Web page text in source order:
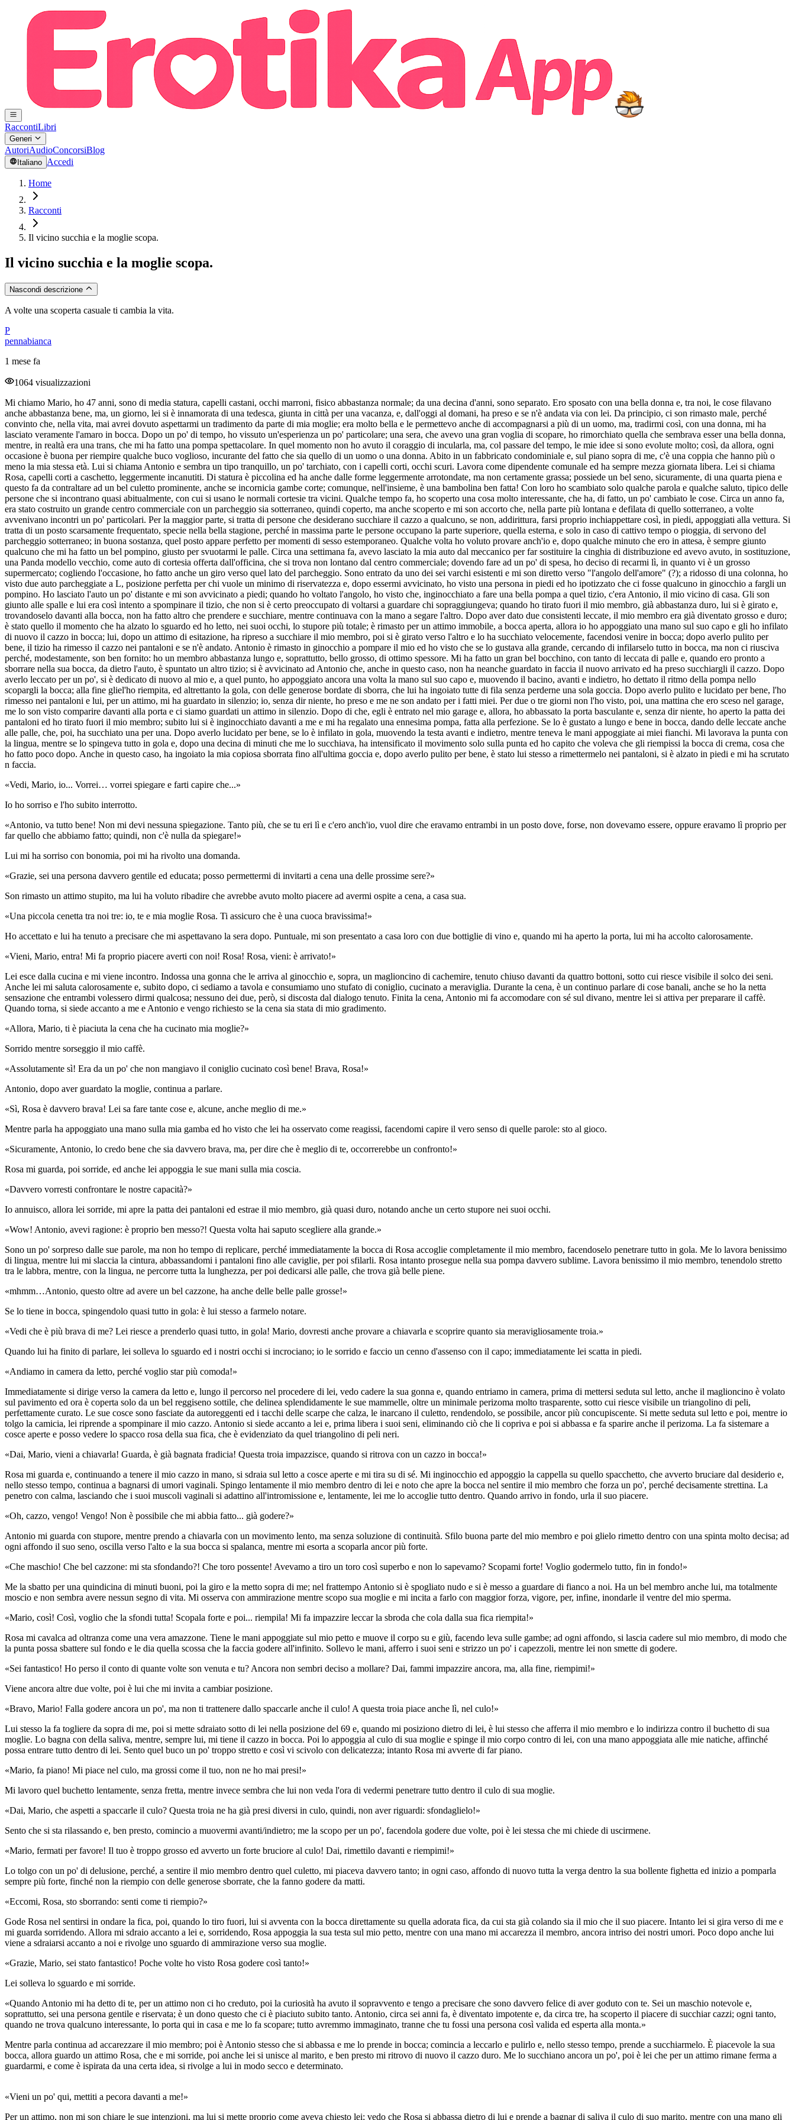
RaccontiLibri
Generi
AutoriAudioConcorsiBlog
Italiano Accedi
Home
Racconti
Il vicino succhia e la moglie scopa.
Il vicino succhia e la moglie scopa.
Nascondi descrizione
A volte una scoperta casuale ti cambia la vita.
P
pennabianca
1 mese fa
1064 visualizzazioni
Mi chiamo Mario, ho 47 anni, sono di media statura, capelli castani, occhi marroni, fisico abbastanza normale; da una decina d'anni, sono separato. Ero sposato con una bella donna e, tra noi, le cose filavano
anche abbastanza bene, ma, un giorno, lei si è innamorata di una tedesca, giunta in città per una vacanza, e, dall'oggi al domani, ha preso e se n'è andata via con lei. Da principio, ci son rimasto male, perché
convinto che, nella vita, mai avrei dovuto aspettarmi un tradimento da parte di mia moglie; era molto bella e le permettevo anche di accompagnarsi a più di un uomo, ma, tradirmi così, con una donna, mi ha
lasciato veramente l'amaro in bocca. Dopo un po' di tempo, ho vissuto un'esperienza un po' particolare; una sera, che avevo una gran voglia di scopare, ho rimorchiato quella che sembrava esser una bella donna,
mentre, in realtà era una trans, che mi ha fatto una pompa spettacolare. In quel momento non ho avuto il coraggio di incularla, ma, col passare del tempo, le mie idee si sono evolute molto; così, da allora, ogni
occasione è buona per riempire qualche buco voglioso, incurante del fatto che sia quello di un uomo o una donna. Abito in un fabbricato condominiale e, sul piano sopra di me, c'è una coppia che hanno più o
meno la mia stessa età. Lui si chiama Antonio e sembra un tipo tranquillo, un po' tarchiato, con i capelli corti, occhi scuri. Lavora come dipendente comunale ed ha sempre mezza giornata libera. Lei si chiama
Rosa, capelli corti a caschetto, leggermente incanutiti. Di statura è piccolina ed ha anche dalle forme leggermente arrotondate, ma non certamente grassa; possiede un bel seno, sicuramente, di una quarta piena e
questo fa da contraltare ad un bel culetto prominente, anche se incornicia gambe corte; comunque, nell'insieme, è una bambolina ben fatta! Con loro ho scambiato solo qualche parola e qualche saluto, tipico delle
persone che si incontrano quasi abitualmente, con cui si usano le normali cortesie tra vicini. Qualche tempo fa, ho scoperto una cosa molto interessante, che ha, di fatto, un po' cambiato le cose. Circa un anno fa,
era stato costruito un grande centro commerciale con un parcheggio sia sotterraneo, quindi coperto, ma anche scoperto e mi son accorto che, nella parte più lontana e defilata di quello sotterraneo, a volte
avvenivano incontri un po' particolari. Per la maggior parte, si tratta di persone che desiderano succhiare il cazzo a qualcuno, se non, addirittura, farsi proprio inchiappettare così, in piedi, appoggiati alla vettura. Si
tratta di un posto scarsamente frequentato, specie nella bella stagione, perché in massima parte le persone occupano la parte superiore, quella esterna, e solo in caso di cattivo tempo o pioggia, di servono del
parcheggio sotterraneo; in buona sostanza, quel posto appare perfetto per momenti di sesso estemporaneo. Qualche volta ho voluto provare anch'io e, dopo qualche minuto che ero in attesa, è sempre giunto
qualcuno che mi ha fatto un bel pompino, giusto per svuotarmi le palle. Circa una settimana fa, avevo lasciato la mia auto dal meccanico per far sostituire la cinghia di distribuzione ed avevo avuto, in sostituzione,
una Panda modello vecchio, come auto di cortesia offerta dall'officina, che si trova non lontano dal centro commerciale; dovendo fare ad un po' di spesa, ho deciso di recarmi lì, in quanto vi è un grosso
supermercato; cogliendo l'occasione, ho fatto anche un giro verso quel lato del parcheggio. Sono entrato da uno dei sei varchi esistenti e mi son diretto verso "l'angolo dell'amore" (?); a ridosso di una colonna, ho
visto due auto parcheggiate a L, posizione perfetta per chi vuole un minimo di riservatezza e, dopo essermi avvicinato, ho visto una persona in piedi ed ho ipotizzato che ci fosse qualcuno in ginocchio a fargli un
pompino. Ho lasciato l'auto un po' distante e mi son avvicinato a piedi; quando ho voltato l'angolo, ho visto che, inginocchiato a fare una bella pompa a quel tizio, c'era Antonio, il mio vicino di casa. Gli son
giunto alle spalle e lui era così intento a spompinare il tizio, che non si è certo preoccupato di voltarsi a guardare chi sopraggiungeva; quando ho tirato fuori il mio membro, già abbastanza duro, lui si è girato e,
trovandoselo davanti alla bocca, non ha fatto altro che prendere e succhiare, mentre continuava con la mano a segare l'altro. Dopo aver dato due consistenti leccate, il mio membro era già diventato grosso e duro;
è stato quello il momento che ha alzato lo sguardo ed ho letto, nei suoi occhi, lo stupore più totale; è rimasto per un attimo immobile, a bocca aperta, allora io ho appoggiato una mano sul suo capo e gli ho infilato
di nuovo il cazzo in bocca; lui, dopo un attimo di esitazione, ha ripreso a succhiare il mio membro, poi si è girato verso l'altro e lo ha succhiato velocemente, facendosi venire in bocca; dopo averlo pulito per
bene, il tizio ha rimesso il cazzo nei pantaloni e se n'è andato. Antonio è rimasto in ginocchio a pompare il mio ed ho visto che se lo gustava alla grande, cercando di infilarselo tutto in bocca, ma non ci riusciva
perché, modestamente, son ben fornito: ho un membro abbastanza lungo e, soprattutto, bello grosso, di ottimo spessore. Mi ha fatto un gran bel bocchino, con tanto di leccata di palle e, quando ero pronto a
sborrare nella sua bocca, da dietro l'auto, è spuntato un altro tizio; si è avvicinato ad Antonio che, anche in questo caso, non ha neanche guardato in faccia il nuovo arrivato ed ha preso succhiargli il cazzo. Dopo
averlo leccato per un po', si è dedicato di nuovo al mio e, a quel punto, ho appoggiato ancora una volta la mano sul suo capo e, muovendo il bacino, avanti e indietro, ho dettato il ritmo della pompa nello
scopargli la bocca; alla fine gliel'ho riempita, ed altrettanto la gola, con delle generose bordate di sborra, che lui ha ingoiato tutte di fila senza perderne una sola goccia. Dopo averlo pulito e lucidato per bene, l'ho
rimesso nei pantaloni e lui, per un attimo, mi ha guardato in silenzio; io, senza dir niente, ho preso e me ne son andato per i fatti miei. Per due o tre giorni non l'ho visto, poi, una mattina che ero sceso nel garage,
me lo son visto comparire davanti alla porta e ci siamo guardati un attimo in silenzio. Dopo di che, egli è entrato nel mio garage e, allora, ho abbassato la porta basculante e, senza dir niente, ho aperto la patta dei
pantaloni ed ho tirato fuori il mio membro; subito lui si è inginocchiato davanti a me e mi ha regalato una ennesima pompa, fatta alla perfezione. Se lo è gustato a lungo e bene in bocca, dando delle leccate anche
alle palle, che, poi, ha succhiato una per una. Dopo averlo lucidato per bene, se lo è infilato in gola, muovendo la testa avanti e indietro, mentre teneva le mani appoggiate ai miei fianchi. Mi lavorava la punta con
la lingua, mentre se lo spingeva tutto in gola e, dopo una decina di minuti che me lo succhiava, ha intensificato il movimento solo sulla punta ed ho capito che voleva che gli riempissi la bocca di crema, cosa che
ho fatto poco dopo. Anche in questo caso, ha ingoiato la mia copiosa sborrata fino all'ultima goccia e, dopo averlo pulito per bene, è stato lui stesso a rimettermelo nei pantaloni, si è alzato in piedi e mi ha scrutato
n faccia.
«Vedi, Mario, io... Vorrei… vorrei spiegare e farti capire che...»
Io ho sorriso e l'ho subito interrotto.
«Antonio, va tutto bene! Non mi devi nessuna spiegazione. Tanto più, che se tu eri lì e c'ero anch'io, vuol dire che eravamo entrambi in un posto dove, forse, non dovevamo essere, oppure eravamo lì proprio per
far quello che abbiamo fatto; quindi, non c'è nulla da spiegare!»
Lui mi ha sorriso con bonomia, poi mi ha rivolto una domanda.
«Grazie, sei una persona davvero gentile ed educata; posso permettermi di invitarti a cena una delle prossime sere?»
Son rimasto un attimo stupito, ma lui ha voluto ribadire che avrebbe avuto molto piacere ad avermi ospite a cena, a casa sua.
«Una piccola cenetta tra noi tre: io, te e mia moglie Rosa. Ti assicuro che è una cuoca bravissima!»
Ho accettato e lui ha tenuto a precisare che mi aspettavano la sera dopo. Puntuale, mi son presentato a casa loro con due bottiglie di vino e, quando mi ha aperto la porta, lui mi ha accolto calorosamente.
«Vieni, Mario, entra! Mi fa proprio piacere averti con noi! Rosa! Rosa, vieni: è arrivato!»
Lei esce dalla cucina e mi viene incontro. Indossa una gonna che le arriva al ginocchio e, sopra, un maglioncino di cachemire, tenuto chiuso davanti da quattro bottoni, sotto cui riesce visibile il solco dei seni.
Anche lei mi saluta calorosamente e, subito dopo, ci sediamo a tavola e consumiamo uno stufato di coniglio, cucinato a meraviglia. Durante la cena, è un continuo parlare di cose banali, anche se ho la netta
sensazione che entrambi volessero dirmi qualcosa; nessuno dei due, però, si discosta dal dialogo tenuto. Finita la cena, Antonio mi fa accomodare con sé sul divano, mentre lei si attiva per preparare il caffè.
Quando torna, si siede accanto a me e Antonio e vengo richiesto se la cena sia stata di mio gradimento.
«Allora, Mario, ti è piaciuta la cena che ha cucinato mia moglie?»
Sorrido mentre sorseggio il mio caffè.
«Assolutamente sì! Era da un po' che non mangiavo il coniglio cucinato così bene! Brava, Rosa!»
Antonio, dopo aver guardato la moglie, continua a parlare.
«Sì, Rosa è davvero brava! Lei sa fare tante cose e, alcune, anche meglio di me.»
Mentre parla ha appoggiato una mano sulla mia gamba ed ho visto che lei ha osservato come reagissi, facendomi capire il vero senso di quelle parole: sto al gioco.
«Sicuramente, Antonio, lo credo bene che sia davvero brava, ma, per dire che è meglio di te, occorrerebbe un confronto!»
Rosa mi guarda, poi sorride, ed anche lei appoggia le sue mani sulla mia coscia.
«Davvero vorresti confrontare le nostre capacità?»
Io annuisco, allora lei sorride, mi apre la patta dei pantaloni ed estrae il mio membro, già quasi duro, notando anche un certo stupore nei suoi occhi.
«Wow! Antonio, avevi ragione: è proprio ben messo?! Questa volta hai saputo scegliere alla grande.»
Sono un po' sorpreso dalle sue parole, ma non ho tempo di replicare, perché immediatamente la bocca di Rosa accoglie completamente il mio membro, facendoselo penetrare tutto in gola. Me lo lavora benissimo
di lingua, mentre lui mi slaccia la cintura, abbassandomi i pantaloni fino alle caviglie, per poi sfilarli. Rosa intanto prosegue nella sua pompa davvero sublime. Lavora benissimo il mio membro, tenendolo stretto
tra le labbra, mentre, con la lingua, ne percorre tutta la lunghezza, per poi dedicarsi alle palle, che trova già belle piene.
«mhmm…Antonio, questo oltre ad avere un bel cazzone, ha anche delle belle palle grosse!»
Se lo tiene in bocca, spingendolo quasi tutto in gola: è lui stesso a farmelo notare.
«Vedi che è più brava di me? Lei riesce a prenderlo quasi tutto, in gola! Mario, dovresti anche provare a chiavarla e scoprire quanto sia meravigliosamente troia.»
Quando lui ha finito di parlare, lei solleva lo sguardo ed i nostri occhi si incrociano; io le sorrido e faccio un cenno d'assenso con il capo; immediatamente lei scatta in piedi.
«Andiamo in camera da letto, perché voglio star più comoda!»
Immediatamente si dirige verso la camera da letto e, lungo il percorso nel procedere di lei, vedo cadere la sua gonna e, quando entriamo in camera, prima di mettersi seduta sul letto, anche il maglioncino è volato
sul pavimento ed ora è coperta solo da un bel reggiseno sottile, che delinea splendidamente le sue mammelle, oltre un minimale perizoma molto trasparente, sotto cui riesce visibile un triangolino di peli,
perfettamente curato. Le sue cosce sono fasciate da autoreggenti ed i tacchi delle scarpe che calza, le inarcano il culetto, rendendolo, se possibile, ancor più concupiscente. Si mette seduta sul letto e poi, mentre io
tolgo la camicia, lei riprende a spompinare il mio cazzo. Antonio si siede accanto a lei e, prima libera i suoi seni, eliminando ciò che li copriva e poi si abbassa e fa sparire anche il perizoma. La fa sistemare a
cosce aperte e posso vedere lo spacco rosa della sua fica, che è evidenziato da quel triangolino di peli neri.
«Dai, Mario, vieni a chiavarla! Guarda, è già bagnata fradicia! Questa troia impazzisce, quando si ritrova con un cazzo in bocca!»
Rosa mi guarda e, continuando a tenere il mio cazzo in mano, si sdraia sul letto a cosce aperte e mi tira su di sé. Mi inginocchio ed appoggio la cappella su quello spacchetto, che avverto bruciare dal desiderio e,
nello stesso tempo, continua a bagnarsi di umori vaginali. Spingo lentamente il mio membro dentro di lei e noto che apre la bocca nel sentire il mio membro che forza un po', perché decisamente strettina. La
penetro con calma, lasciando che i suoi muscoli vaginali si adattino all'intromissione e, lentamente, lei me lo accoglie tutto dentro. Quando arrivo in fondo, urla il suo piacere.
«Oh, cazzo, vengo! Vengo! Non è possibile che mi abbia fatto... già godere?»
Antonio mi guarda con stupore, mentre prendo a chiavarla con un movimento lento, ma senza soluzione di continuità. Sfilo buona parte del mio membro e poi glielo rimetto dentro con una spinta molto decisa; ad
ogni affondo il suo seno, oscilla verso l'alto e la sua bocca si spalanca, mentre mi esorta a scoparla ancor più forte.
«Che maschio! Che bel cazzone: mi sta sfondando?! Che toro possente! Avevamo a tiro un toro così superbo e non lo sapevamo? Scopami forte! Voglio godermelo tutto, fin in fondo!»
Me la sbatto per una quindicina di minuti buoni, poi la giro e la metto sopra di me; nel frattempo Antonio si è spogliato nudo e si è messo a guardare di fianco a noi. Ha un bel membro anche lui, ma totalmente
moscio e non sembra avere nessun segno di vita. Mi osserva con ammirazione mentre scopo sua moglie e mi incita a farlo con maggior forza, vigore, per, infine, inondarle il ventre del mio sperma.
«Mario, così! Così, voglio che la sfondi tutta! Scopala forte e poi... riempila! Mi fa impazzire leccar la sbroda che cola dalla sua fica riempita!»
Rosa mi cavalca ad oltranza come una vera amazzone. Tiene le mani appoggiate sul mio petto e muove il corpo su e giù, facendo leva sulle gambe; ad ogni affondo, si lascia cadere sul mio membro, di modo che
la punta possa sbattere sul fondo e le dia quella scossa che la faccia godere all'infinito. Sollevo le mani, afferro i suoi seni e strizzo un po' i capezzoli, mentre lei non smette di godere.
«Sei fantastico! Ho perso il conto di quante volte son venuta e tu? Ancora non sembri deciso a mollare? Dai, fammi impazzire ancora, ma, alla fine, riempimi!»
Viene ancora altre due volte, poi è lui che mi invita a cambiar posizione.
«Bravo, Mario! Falla godere ancora un po', ma non ti trattenere dallo spaccarle anche il culo! A questa troia piace anche lì, nel culo!»
Lui stesso la fa togliere da sopra di me, poi si mette sdraiato sotto di lei nella posizione del 69 e, quando mi posiziono dietro di lei, è lui stesso che afferra il mio membro e lo indirizza contro il buchetto di sua
moglie. Lo bagna con della saliva, mentre, sempre lui, mi tiene il cazzo in bocca. Poi lo appoggia al culo di sua moglie e spinge il mio corpo contro di lei, con una mano appoggiata alle mie natiche, affinché
possa entrare tutto dentro di lei. Sento quel buco un po' troppo stretto e così vi scivolo con delicatezza; intanto Rosa mi avverte di far piano.
«Mario, fa piano! Mi piace nel culo, ma grossi come il tuo, non ne ho mai presi!»
Mi lavoro quel buchetto lentamente, senza fretta, mentre invece sembra che lui non veda l'ora di vedermi penetrare tutto dentro il culo di sua moglie.
«Dai, Mario, che aspetti a spaccarle il culo? Questa troia ne ha già presi diversi in culo, quindi, non aver riguardi: sfondaglielo!»
Sento che si sta rilassando e, ben presto, comincio a muovermi avanti/indietro; me la scopo per un po', facendola godere due volte, poi è lei stessa che mi chiede di uscirmene.
«Mario, fermati per favore! Il tuo è troppo grosso ed avverto un forte bruciore al culo! Dai, rimettilo davanti e riempimi!»
Lo tolgo con un po' di delusione, perché, a sentire il mio membro dentro quel culetto, mi piaceva davvero tanto; in ogni caso, affondo di nuovo tutta la verga dentro la sua bollente fighetta ed inizio a pomparla
sempre più forte, finché non la riempio con delle generose sborrate, che la fanno godere da matti.
«Eccomi, Rosa, sto sborrando: senti come ti riempio?»
Gode Rosa nel sentirsi in ondare la fica, poi, quando lo tiro fuori, lui si avventa con la bocca direttamente su quella adorata fica, da cui sta già colando sia il mio che il suo piacere. Intanto lei si gira verso di me e
mi guarda sorridendo. Allora mi sdraio accanto a lei e, sorridendo, Rosa appoggia la sua testa sul mio petto, mentre con una mano mi accarezza il membro, ancora intriso dei nostri umori. Poco dopo anche lui
viene a sdraiarsi accanto a noi e rivolge uno sguardo di ammirazione verso sua moglie.
«Grazie, Mario, sei stato fantastico! Poche volte ho visto Rosa godere così tanto!»
Lei solleva lo sguardo e mi sorride.
«Quando Antonio mi ha detto di te, per un attimo non ci ho creduto, poi la curiosità ha avuto il sopravvento e tengo a precisare che sono davvero felice di aver goduto con te. Sei un maschio notevole e,
soprattutto, sei una persona gentile e riservata; è un dono questo che ci è piaciuto subito tanto. Antonio, circa sei anni fa, è diventato impotente e, da circa tre, ha scoperto il piacere di succhiar cazzi; ogni tanto,
quando ne trova qualcuno interessante, lo porta qui in casa e me lo fa scopare; tutto avremmo immaginato, tranne che tu fossi una persona così valida ed esperta alla monta.»
Mentre parla continua ad accarezzare il mio membro; poi è Antonio stesso che si abbassa e me lo prende in bocca; comincia a leccarlo e pulirlo e, nello stesso tempo, prende a succhiarmelo. È piacevole la sua
bocca, allora guardo un attimo Rosa, che e mi sorride, poi anche lei si unisce al marito, e ben presto mi ritrovo di nuovo il cazzo duro. Me lo succhiano ancora un po', poi è lei che per un attimo rimane ferma a
guardarmi, e come è ispirata da una certa idea, si rivolge a lui in modo secco e determinato.
«Vieni un po' qui, mettiti a pecora davanti a me!»
Per un attimo, non mi son chiare le sue intenzioni, ma lui si mette proprio come aveva chiesto lei; vedo che Rosa si abbassa dietro di lui e prende a bagnar di saliva il culo di suo marito, mentre con una mano gli